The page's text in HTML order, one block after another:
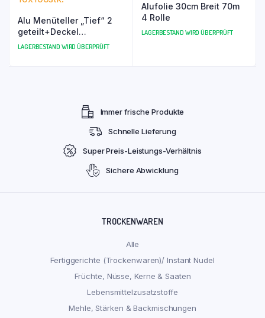
Alu Menüteller „Tief“ 2
geteilt+Deckel
10x100stk.
LAGERBESTAND WIRD ÜBERPRÜFT
Alufolie 30cm Breit 70m
4 Rolle
LAGERBESTAND WIRD ÜBERPRÜFT
Immer frische Produkte
Schnelle Lieferung
Super Preis-Leistungs-Verhältnis
Sichere Abwicklung
TROCKENWAREN
Alle
Fertiggerichte (Trockenwaren)/ Instant Nudel
Früchte, Nüsse, Kerne & Saaten
Lebensmittelzusatzstoffe
Mehle, Stärken & Backmischungen